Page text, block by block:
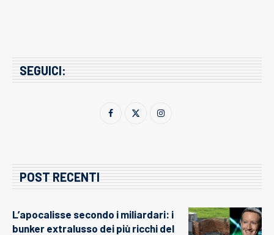
SEGUICI:
POST RECENTI
L’apocalisse secondo i miliardari: i
bunker extralusso dei più ricchi del